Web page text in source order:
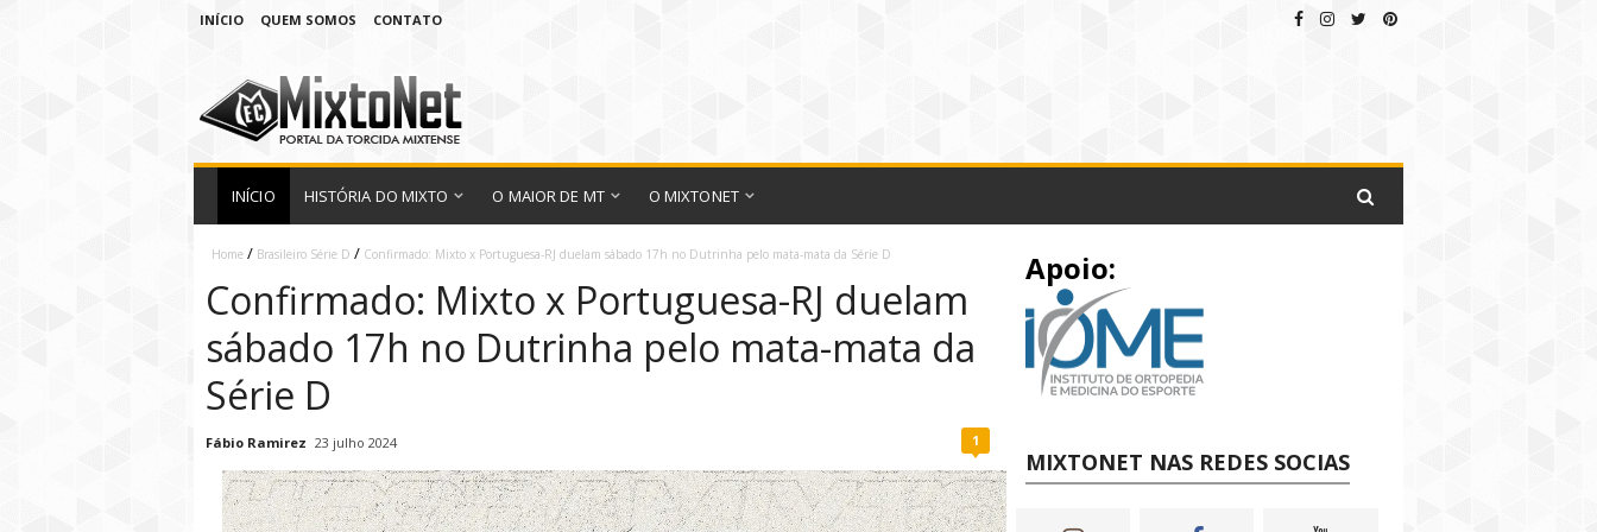
INÍCIO QUEM SOMOS CONTATO
INÍCIO HISTÓRIA DO MIXTO O MAIOR DE MT O MIXTONET
Home / Brasileiro Série D / Confirmado: Mixto x Portuguesa-RJ duelam sábado 17h no Dutrinha pelo mata-mata da Série D
Confirmado: Mixto x Portuguesa-RJ duelam
sábado 17h no Dutrinha pelo mata-mata da
Série D
Fábio Ramirez 23 julho 2024 1
Apoio:
MIXTONET NAS REDES SOCIAS